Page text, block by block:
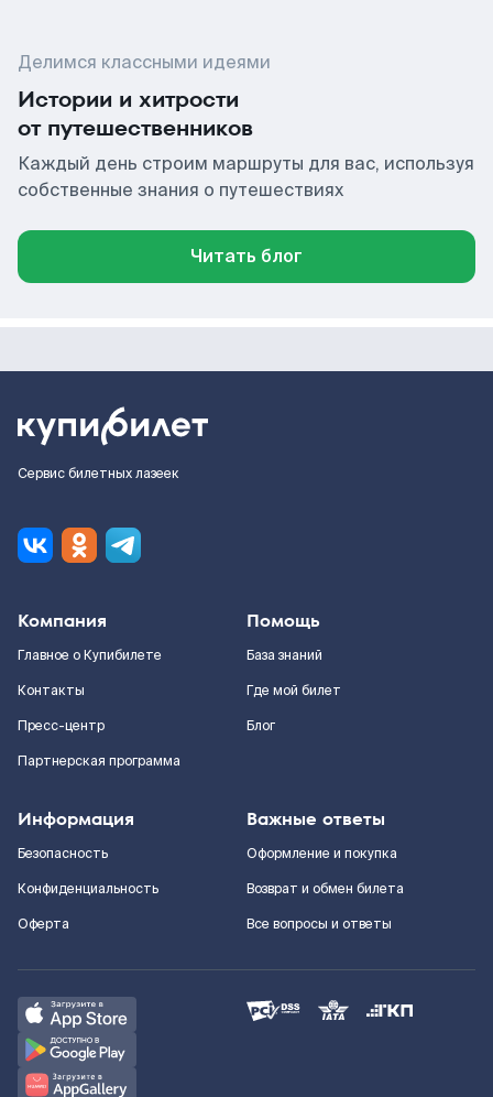
Делимся классными идеями
Истории и хитрости
от путешественников
Каждый день строим маршруты для вас, используя
собственные знания о путешествиях
Читать блог
Сервис билетных лазеек
Компания
Главное о Купибилете
Контакты
Пресс-центр
Партнерская программа
Помощь
База знаний
Где мой билет
Блог
Информация
Безопасность
Конфиденциальность
Оферта
Важные ответы
Оформление и покупка
Возврат и обмен билета
Все вопросы и ответы